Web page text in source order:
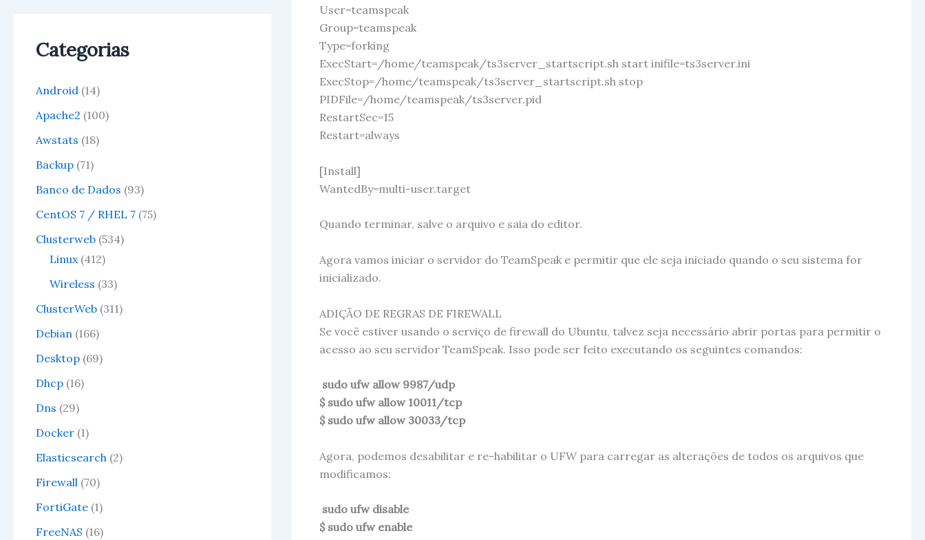
Categorias
Android (14)
Apache2 (100)
Awstats (18)
Backup (71)
Banco de Dados (93)
CentOS 7 / RHEL 7 (75)
Clusterweb (534)
Linux(412)
Wireless (33)
ClusterWeb (311)
Debian (166)
Desktop (69)
Dhcp (16)
Dns (29)
Docker (1)
Elasticsearch (2)
Firewall (70)
FortiGate (1)
FreeNAS (16)
User=teamspeak
Group=teamspeak
Type=forking
ExecStart=/home/teamspeak/ts3server_startscript.sh start inifile=ts3server.ini
ExecStop=/home/teamspeak/ts3server_startscript.sh stop
PIDFile=/home/teamspeak/ts3server.pid
RestartSec=15
Restart=always
[Install]
WantedBy=multi-user.target
Quando terminar, salve o arquivo e saia do editor.
Agora vamos iniciar o servidor do TeamSpeak e permitir que ele seja iniciado quando o seu sistema for
inicializado.
ADIÇÃO DE REGRAS DE FIREWALL
Se você estiver usando o serviço de firewall do Ubuntu, talvez seja necessário abrir portas para permitir o
acesso ao seu servidor TeamSpeak. Isso pode ser feito executando os seguintes comandos:
sudo ufw allow 9987/udp
$ sudo ufw allow 10011/tcp
$ sudo ufw allow 30033/tcp
Agora, podemos desabilitar e re-habilitar o UFW para carregar as alterações de todos os arquivos que
modificamos:
sudo ufw disable
$ sudo ufw enable